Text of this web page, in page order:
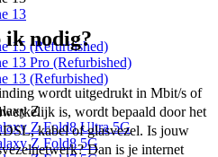
13
15 (Refurbished)
13 Pro (Refurbished)
13 (Refurbished)
Z
Z Fold8 Ultra 5G
Z Fold8 5G
ik nodig?
wordt uitgedrukt in Mbit/s of
is, wordt bepaald door het
kabel of glasvezel. Is jouw
Dan is je internet